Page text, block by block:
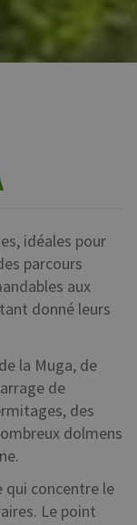
idéales pour
parcours
aux
donné leurs
la Muga, de
de
des
dolmens
qui concentre le
Le point